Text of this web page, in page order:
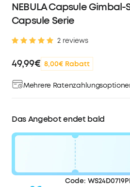
NEBULA Capsule
Capsule Serie
2 reviews
49,99€ 8,00€ Rabatt
Mehrere
Das Angebot endet bald
Code: